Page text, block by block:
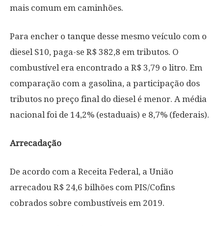
mais comum em caminhões.
Para encher o tanque desse mesmo veículo com o
diesel S10, paga-se R$ 382,8 em tributos. O
combustível era encontrado a R$ 3,79 o litro. Em
comparação com a gasolina, a participação dos
tributos no preço final do diesel é menor. A média
nacional foi de 14,2% (estaduais) e 8,7% (federais).
Arrecadação
De acordo com a Receita Federal, a União
arrecadou R$ 24,6 bilhões com PIS/Cofins
cobrados sobre combustíveis em 2019.